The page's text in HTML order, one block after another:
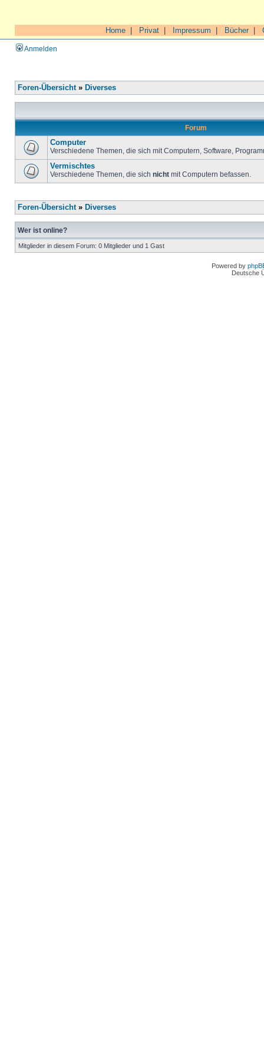
Home Privat Impressum Bücher|
Anmelden
Foren-Übersicht» Diverses
Forum
Computer
Verschiedene Themen, die sich mit Computern, Software,
Vermischtes
Verschiedene Themen, die sich nicht mit Computern befassen.
Foren-Übersicht» Diverses
Wer ist online?
Mitglieder in diesem Forum: 0 Mitglieder und 1 Gast
Powered by
Deutsche